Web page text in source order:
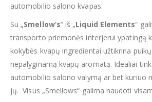
automobilio salono kvapas.
Su „Smellow’s“ iš „Liquid Elements“
transporto priemonės interjerui ypatingą
kokybės kvapų ingredientai užtikrina
nepalyginamą kvapų aromatą. Idealiai
automobilio salono valymą ar bet kuriuo
jų. Visus „Smellows“ galima naudoti